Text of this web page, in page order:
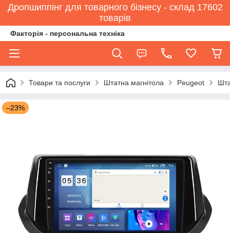
Дропшиппінг для товарного бізнесу - склад 17602
товарів
Факторія - персональна техніка
Товари та послуги Штатна магнітола Peugeot
–23%